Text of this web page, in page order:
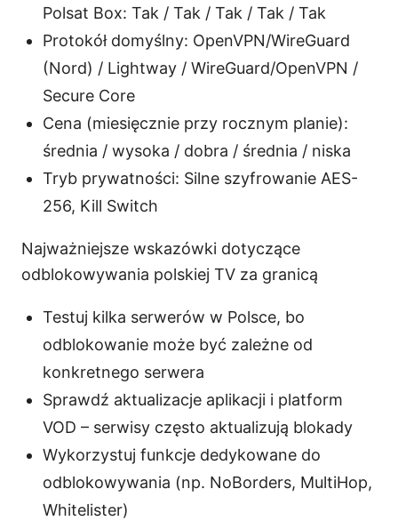
Polsat Box: Tak / Tak / Tak / Tak / Tak
Protokół domyślny: OpenVPN/WireGuard
(Nord) / Lightway / WireGuard/OpenVPN /
Secure Core
Cena (miesięcznie przy rocznym planie):
średnia / wysoka / dobra / średnia / niska
Tryb prywatności: Silne szyfrowanie AES-
256, Kill Switch
Najważniejsze wskazówki dotyczące
odblokowywania polskiej TV za granicą
Testuj kilka serwerów w Polsce, bo
odblokowanie może być zależne od
konkretnego serwera
Sprawdź aktualizacje aplikacji i platform
VOD – serwisy często aktualizują blokady
Wykorzystuj funkcje dedykowane do
odblokowywania (np. NoBorders, MultiHop,
Whitelister)